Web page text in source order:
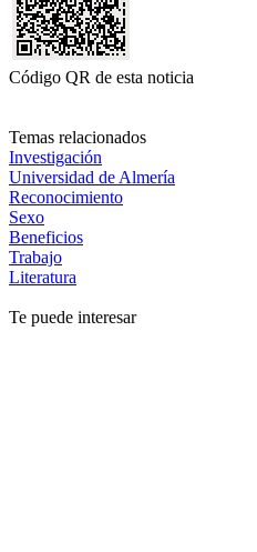
Código QR de esta noticia
Temas relacionados
Investigación
Universidad de Almería
Reconocimiento
Sexo
Beneficios
Trabajo
Literatura
Te puede interesar